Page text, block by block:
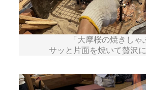
「大摩桜の焼きしゃ
サッと片面を焼いて贅沢